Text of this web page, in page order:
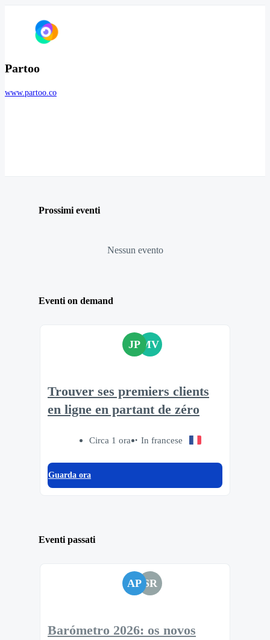
Partoo
www.partoo.co
Prossimi eventi
Nessun evento
Eventi on demand
JP MV
Trouver ses premiers clients
en ligne en partant de zéro
Circa 1 ora In francese
Guarda ora
Eventi passati
AP SR
Barómetro 2026: os novos